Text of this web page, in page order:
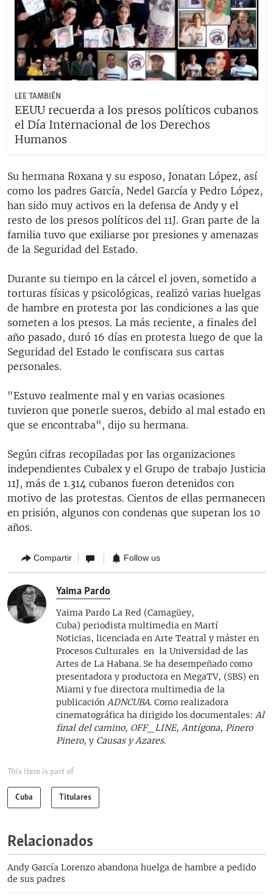
LEE TAMBIÉN
EEUU recuerda a los presos políticos cubanos
el Día Internacional de los Derechos
Humanos
Su hermana Roxana y su esposo, Jonatan López, así
como los padres García, Nedel García y Pedro López,
han sido muy activos en la defensa de Andy y el
resto de los presos políticos del 11J. Gran parte de la
familia tuvo que exiliarse por presiones y amenazas
de la Seguridad del Estado.
Durante su tiempo en la cárcel el joven, sometido a
torturas físicas y psicológicas, realizó varias huelgas
de hambre en protesta por las condiciones a las que
someten a los presos. La más reciente, a finales del
año pasado, duró 16 días en protesta luego de que la
Seguridad del Estado le confiscara sus cartas
personales.
"Estuvo realmente mal y en varias ocasiones
tuvieron que ponerle sueros, debido al mal estado en
que se encontraba", dijo su hermana.
Según cifras recopiladas por las organizaciones
independientes Cubalex y el Grupo de trabajo Justicia
11J, más de 1.314 cubanos fueron detenidos con
motivo de las protestas. Cientos de ellas permanecen
en prisión, algunos con condenas que superan los 10
años.
Compartir Follow us
Yaima Pardo
Yaima Pardo La Red (Camagüey,
Cuba) periodista multimedia en Martí
Noticias, licenciada en Arte Teatral y máster en
Procesos Culturales en la Universidad de las
Artes de La Habana. Se ha desempeñado como
presentadora y productora en MegaTV, (SBS) en
Miami y fue directora multimedia de la
publicación ADNCUBA. Como realizadora
cinematográfica ha dirigido los documentales: Al
final del camino, OFF_LINE, Antígona, Pinero
Pinero, y Causas y Azares.
This item is part of
Cuba Titulares
Relacionados
Andy García Lorenzo abandona huelga de hambre a pedido
de sus padres